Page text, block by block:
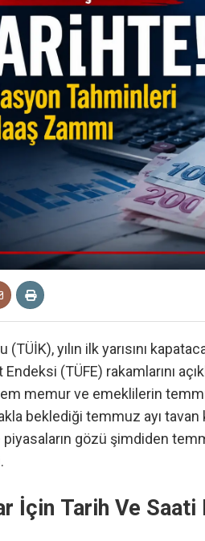
yılın ilk yarısını
(TÜFE) rakamlarını
memur ve emeklilerin
beklediği temmuz ayı tavan
gözü şimdiden
İçin Tarih Ve Saati